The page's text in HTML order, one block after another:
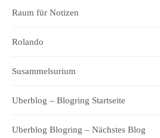
Raum für Notizen
Rolando
Susammelsurium
Uberblog – Blogring Startseite
Uberblog Blogring – Nächstes Blog